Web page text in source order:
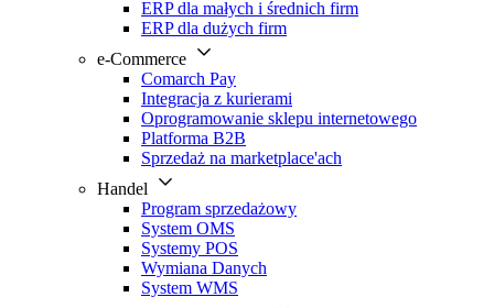
ERP dla małych i średnich firm
ERP dla dużych firm
e-Commerce
Comarch Pay
Integracja z kurierami
Oprogramowanie sklepu internetowego
Platforma B2B
Sprzedaż na marketplace'ach
Handel
Program sprzedażowy
System OMS
Systemy POS
Wymiana Danych
System WMS